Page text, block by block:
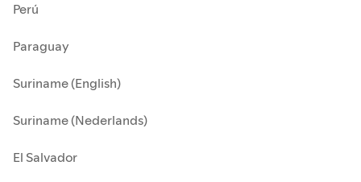
Perú
Paraguay
Suriname (English)
Suriname (Nederlands)
El Salvador